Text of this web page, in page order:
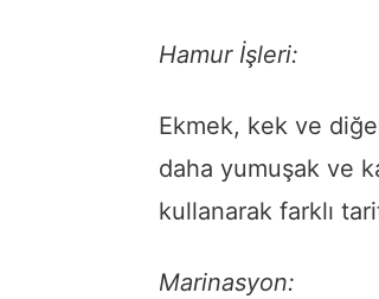
Hamur İşleri:
Ekmek, kek ve
daha yumuşak ve
kullanarak farklı
Marinasyon: